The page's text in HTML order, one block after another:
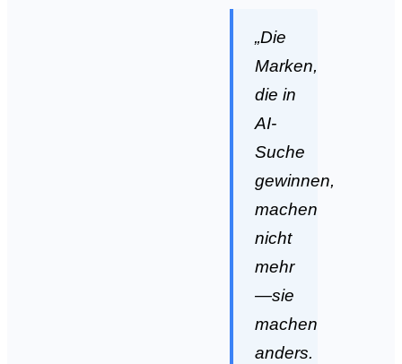
„Die
Marken,
die in
AI-
Suche
gewinnen,
machen
nicht
mehr
—sie
machen
anders.